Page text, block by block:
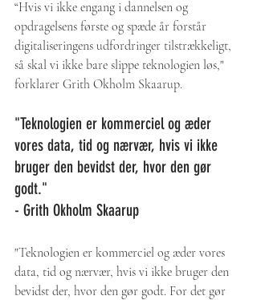
“Hvis vi ikke engang i dannelsen og
opdragelsens første og spæde år forstår
digitaliseringens udfordringer tilstrækkeligt,
så skal vi ikke bare slippe teknologien løs,"
forklarer Grith Okholm Skaarup.
"Teknologien er kommerciel og æder
vores data, tid og nærvær, hvis vi ikke
bruger den bevidst der, hvor den gør
godt."
- Grith Okholm Skaarup
"Teknologien er kommerciel og æder vores
data, tid og nærvær, hvis vi ikke bruger den
bevidst der, hvor den gør godt. For det gør